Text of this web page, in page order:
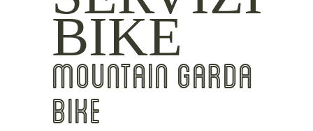
BIKE
MOUNTAIN GARDA
BIKE